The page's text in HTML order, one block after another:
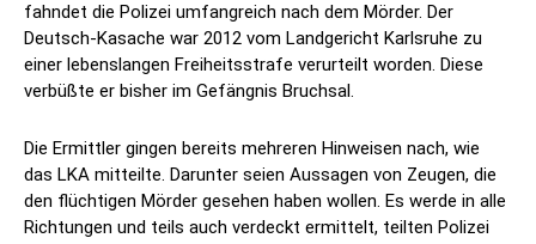
fahndet die Polizei umfangreich nach dem Mörder. Der
Deutsch-Kasache war 2012 vom Landgericht Karlsruhe zu
einer lebenslangen Freiheitsstrafe verurteilt worden. Diese
verbüßte er bisher im Gefängnis Bruchsal.
Die Ermittler gingen bereits mehreren Hinweisen nach, wie
das LKA mitteilte. Darunter seien Aussagen von Zeugen, die
den flüchtigen Mörder gesehen haben wollen. Es werde in alle
Richtungen und teils auch verdeckt ermittelt, teilten Polizei